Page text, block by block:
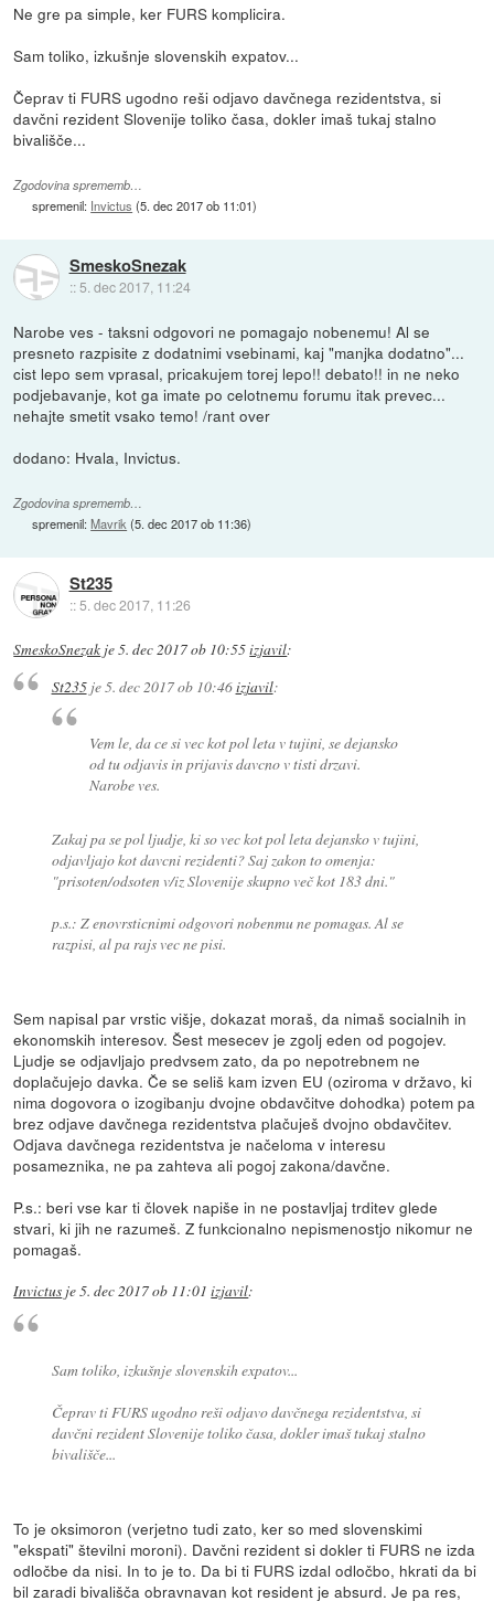
Ne gre pa simple, ker FURS komplicira.
Sam toliko, izkušnje slovenskih expatov...
Čeprav ti FURS ugodno reši odjavo davčnega rezidentstva, si
davčni rezident Slovenije toliko časa, dokler imaš tukaj stalno
bivališče...
Zgodovina sprememb…
spremenil: Invictus (5. dec 2017 ob 11:01)
SmeskoSnezak
:: 5. dec 2017, 11:24
Narobe ves - taksni odgovori ne pomagajo nobenemu! Al se
presneto razpisite z dodatnimi vsebinami, kaj "manjka dodatno"...
cist lepo sem vprasal, pricakujem torej lepo!! debato!! in ne neko
podjebavanje, kot ga imate po celotnemu forumu itak prevec...
nehajte smetit vsako temo! /rant over
dodano: Hvala, Invictus.
Zgodovina sprememb…
spremenil:Mavrik (5. dec 2017 ob 11:36)
St235
::5. dec 2017, 11:26
SmeskoSnezak je5. dec 2017 ob 10:55izjavil:
St235je5. dec 2017 ob 10:46izjavil:
Vem le, da ce si vec kot pol leta v tujini, se dejansko
od tu odjavis in prijavis davcno v tisti drzavi.
Narobe ves.
Zakaj pa se pol ljudje, ki so vec kot pol leta dejansko v tujini,
odjavljajo kot davcni rezidenti? Saj zakon to omenja:
"prisoten/odsoten v/iz Slovenije skupno več kot 183 dni."
p.s.: Z enovrsticnimi odgovori nobenmu ne pomagas. Al se
razpisi, al pa rajs vec ne pisi.
Sem napisal par vrstic višje, dokazat moraš, da nimaš socialnih in
ekonomskih interesov. Šest mesecev je zgolj eden od pogojev.
Ljudje se odjavljajo predvsem zato, da po nepotrebnem ne
doplačujejo davka. Če se seliš kam izven EU (oziroma v državo, ki
nima dogovora o izogibanju dvojne obdavčitve dohodka) potem pa
brez odjave davčnega rezidentstva plačuješ dvojno obdavčitev.
Odjava davčnega rezidentstva je načeloma v interesu
posameznika, ne pa zahteva ali pogoj zakona/davčne.
P.s.: beri vse kar ti človek napiše in ne postavljaj trditev glede
stvari, ki jih ne razumeš. Z funkcionalno nepismenostjo nikomur ne
pomagaš.
Invictus je5. dec 2017 ob 11:01 izjavil:
Sam toliko, izkušnje slovenskih expatov...
Čeprav ti FURS ugodno reši odjavo davčnega rezidentstva, si
davčni rezident Slovenije toliko časa, dokler imaš tukaj stalno
bivališče...
To je oksimoron (verjetno tudi zato, ker so med slovenskimi
"ekspati" številni moroni). Davčni rezident si dokler ti FURS ne izda
odločbe da nisi. In to je to. Da bi ti FURS izdal odločbo, hkrati da bi
bil zaradi bivališča obravnavan kot resident je absurd. Je pa res,